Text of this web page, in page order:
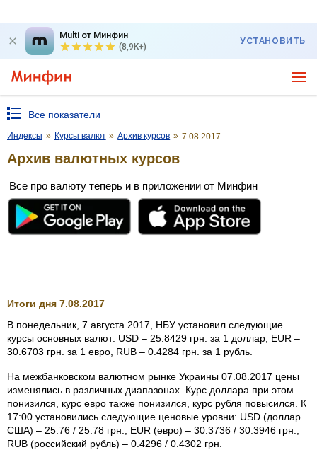
Multi от Минфин
(8,9K+)
УСТАНОВИТЬ
Все показатели
Индексы » Курсы валют » Архив курсов » 7.08.2017
Архив валютных курсов
Все про валюту теперь и в приложении от Минфин
Итоги дня 7.08.2017
В понедельник, 7 августа 2017, НБУ установил следующие
курсы основных валют: USD – 25.8429 грн. за 1 доллар, EUR –
30.6703 грн. за 1 евро, RUB – 0.4284 грн. за 1 рубль.
На межбанковском валютном рынке Украины 07.08.2017 цены
изменялись в различных диапазонах. Курс доллара при этом
понизился, курс евро также понизился, курс рубля повысился. К
17:00 установились следующие ценовые уровни: USD (доллар
США) – 25.76 / 25.78 грн., EUR (евро) – 30.3736 / 30.3946 грн.,
RUB (российский рубль) – 0.4296 / 0.4302 грн.